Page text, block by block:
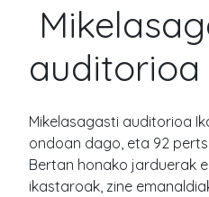
auditorioa
Mikelasagasti auditorioa
ondoan dago, eta 92
Bertan honako jarduerak
ikastaroak, zine